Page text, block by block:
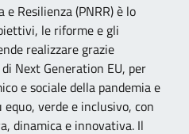
Resilienza (PNRR) è lo
le riforme e gli
realizzare grazie
Next Generation EU, per
e sociale della pandemia e
equo, verde e inclusivo, con
dinamica e innovativa. Il